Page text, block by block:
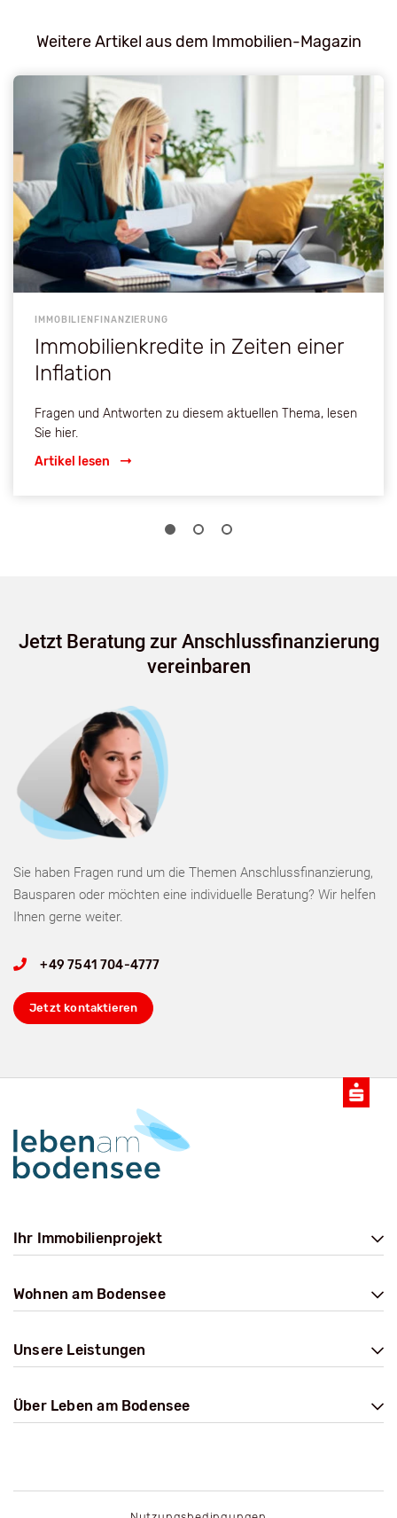
Weitere Artikel aus dem Immobilien-Magazin
IMMOBILIENFINANZIERUNG
Immobilienkredite in Zeiten einer
Inflation
Fragen und Antworten zu diesem aktuellen Thema, lesen
Sie hier.
Artikel lesen
Jetzt Beratung zur Anschlussfinanzierung
vereinbaren
Sie haben Fragen rund um die Themen Anschlussfinanzierung,
Bausparen oder möchten eine individuelle Beratung? Wir helfen
Ihnen gerne weiter.
+49 7541 704-4777
Jetzt kontaktieren
Ihr Immobilienprojekt
Wohnen am Bodensee
Unsere Leistungen
Über Leben am Bodensee